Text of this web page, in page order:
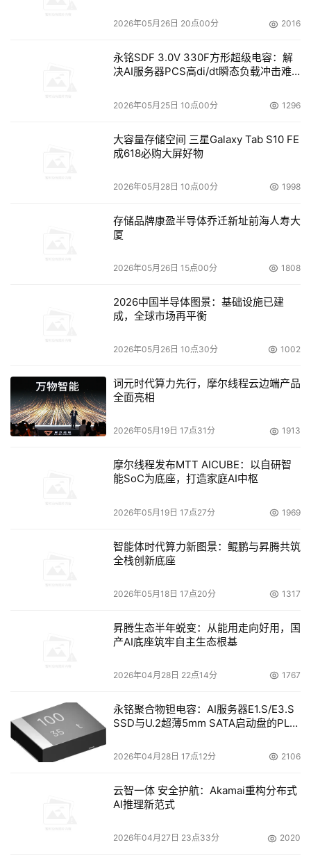
2026年05月26日 20点00分 2016
永铭SDF 3.0V 330F方形超级电容：解
决AI服务器PCS高di/dt瞬态负载冲击难
2026年05月25日 10点00分 1296
大容量存储空间 三星Galaxy Tab S10 FE
成618必购大屏好物
2026年05月28日 10点00分 1998
存储品牌康盈半导体乔迁新址前海人寿大
厦
2026年05月26日 15点00分 1808
2026中国半导体图景：基础设施已建
成，全球市场再平衡
2026年05月26日 10点30分 1002
词元时代算力先行，摩尔线程云边端产品
全面亮相
2026年05月19日 17点31分 1913
摩尔线程发布MTT AICUBE：以自研智
能SoC为底座，打造家庭AI中枢
2026年05月19日 17点27分 1969
智能体时代算力新图景：鲲鹏与昇腾共筑
全栈创新底座
2026年05月18日 17点20分 1317
昇腾生态半年蜕变：从能用走向好用，国
产AI底座筑牢自主生态根基
2026年04月28日 22点14分 1767
永铭聚合物钽电容：AI服务器E1.S/E3.S
SSD与U.2超薄5mm SATA启动盘的PLP
2026年04月28日 17点12分 2106
云智一体 安全护航：Akamai重构分布式
AI推理新范式
2026年04月27日 23点33分 2020